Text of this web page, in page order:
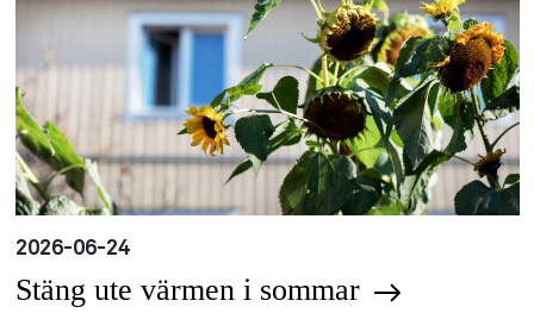
2026-06-24
Stäng ute värmen i sommar